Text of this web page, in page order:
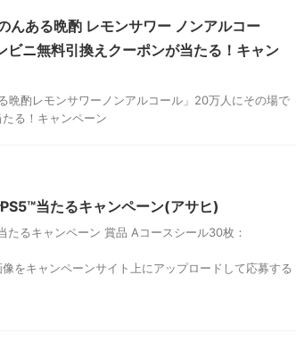
んある晩酌 レモンサワー ノンアルコー
ニ無料引換えクーポンが当たる！キャン
晩酌レモンサワーノンアルコール」20万人にその場で
る！キャンペーン
当たるキャンペーン(アサヒ)
たるキャンペーン 賞品 Aコースシール30枚：
をキャンペーンサイト上にアップロードして応募する